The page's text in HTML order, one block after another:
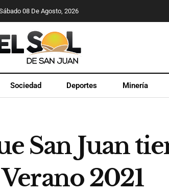
08 De Agosto, 2026
Sociedad Deportes Minería
San Juan
2021